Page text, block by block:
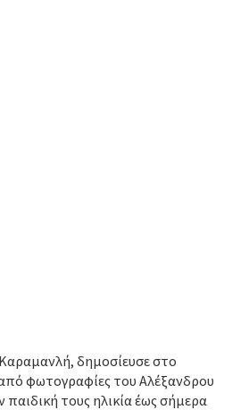
δημοσίευσε στο
φωτογραφίες του Αλέξανδρου
παιδική τους ηλικία έως σήμερα